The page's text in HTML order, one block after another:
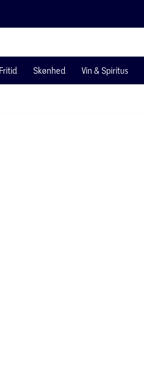
Fritid Skønhed Vin & Spiritus